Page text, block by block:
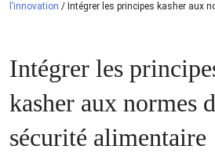
l’innovation / Intégrer les principes kasher aux
Intégrer les
kasher aux normes
sécurité alimentaire